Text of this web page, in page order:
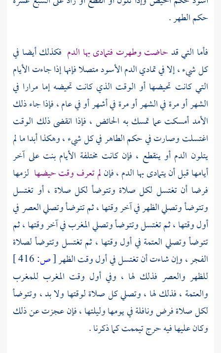
حكم الطهر .
فأما التي قدحاضت وطهرت فتمادى بها الدم فكذلك أيضا في
كل شيء ، إلا في تمادي الدم الأسود متصلا فإنها إذا جاءت الأيام
التي كانت تحيضها أو الوقت الذي كانت تحيضه إما مرارا في
الشهر أو مرة في الشهر أو مرة في أشهر أو في عام ، فإذا جاء ذلك
الأمد أمسكت عما تمسك به الحائض ، فإذا انقضى ذلك الوقت
اغتسلت وصارت في حكم الطاهر في كل شيء ، وهكذا أبدا ما لم
يتلون الدم أو ينقطع ، فإن كانت مختلفة الأيام بنت على آخر
أيامها قبل أن يتمادى بها الدم ، فإنلم تعرف وقت حيضها لزمها
فرضا أن تغتسل لكل صلاة وتتوضأ لكل صلاة ، أو تغتسل
وتتوضأ وتصلي الظهر في آخر وقتها ، ثم تتوضأ وتصلي العصر في
أول وقتها ، ثم تغتسل وتتوضأ وتصلي المغرب في آخر وقتها ، ثم
تتوضأ وتصلي العتمة في أول وقتها ، ثم تغتسل وتتوضأ لصلاة
الفجر ، وإن شاءت أن تغتسل في أول وقت الظهر[ص:
للظهر والعصر فذلك لها ، وفي أول وقت المغرب للمغرب
والعتمة ، فذلك لها ، وتصلي كل صلاة لوقتها ولا بد ، وتتوضأ
لكل صلاة فرض ونافلة في يومها وليلتها ، فإن عجزت عن ذلك
وكان عليها فيه حرج تيممت كما ذكرنا .